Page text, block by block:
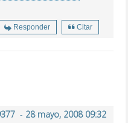
Responder Citar
- 28 mayo, 2008 09:32